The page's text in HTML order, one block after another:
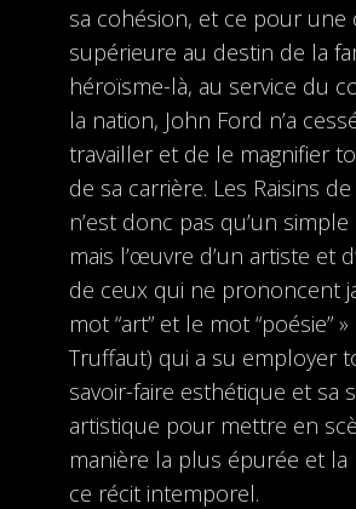
sa cohésion, et ce pour une
supérieure au destin de la
héroïsme-là, au service du
la nation, John Ford n’a
travailler et de le magnifier
de sa carrière. Les Raisins
n’est donc pas qu’un
mais l’œuvre d’un artiste et
de ceux qui ne prononcent
mot “art” et le mot “poésie”
Truffaut) qui a su employer
savoir-faire esthétique et sa
artistique pour mettre en
manière la plus épurée et la
ce récit intemporel.